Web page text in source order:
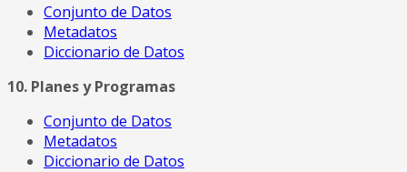
Conjunto de Datos
Metadatos
Diccionario de Datos
10. Planes y Programas
Conjunto de Datos
Metadatos
Diccionario de Datos